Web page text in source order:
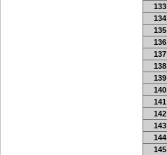
133
134
135
136
137
138
139
140
141
142
143
144
145